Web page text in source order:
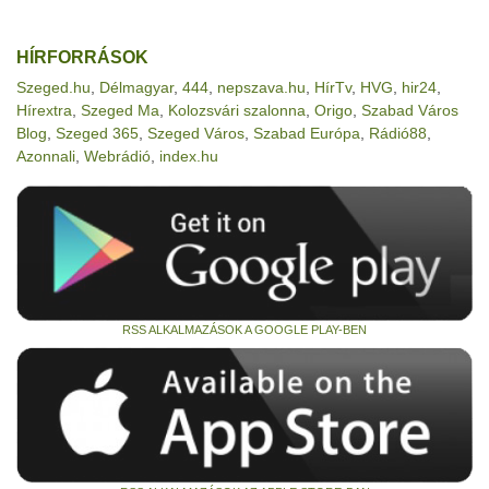
HÍRFORRÁSOK
Szeged.hu Délmagyar, 444 nepszava.hu HírTv, HVG hir24
Hírextra Szeged Ma Kolozsvári szalonna Origo Szabad Város
Blog Szeged 365 Szeged Város Szabad Európa Rádió88
Azonnali Webrádió index.hu
RSS ALKALMAZÁSOK A GOOGLE PLAY-BEN